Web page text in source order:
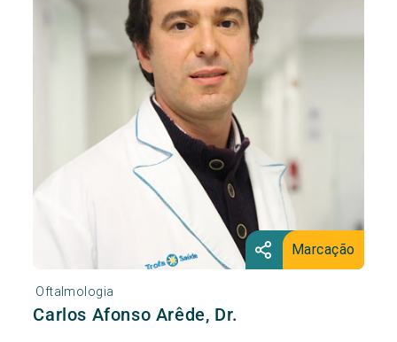
Marcação
Oftalmologia
Carlos Afonso Arêde, Dr.